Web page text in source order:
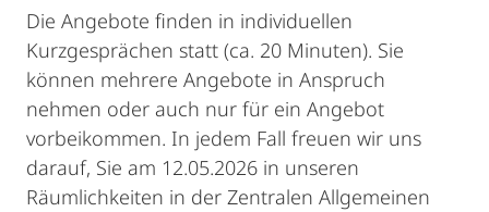
Die Angebote finden in individuellen
Kurzgesprächen statt (ca. 20 Minuten). Sie
können mehrere Angebote in Anspruch
nehmen oder auch nur für ein Angebot
vorbeikommen. In jedem Fall freuen wir uns
darauf, Sie am 12.05.2026 in unseren
Räumlichkeiten in der Zentralen Allgemeinen